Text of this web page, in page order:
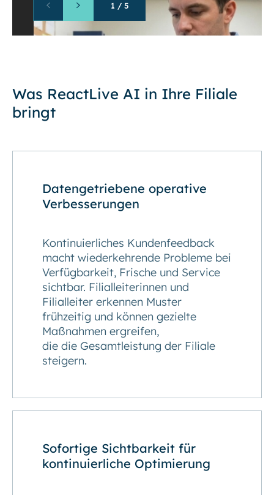
1 / 5
Was ReactLive AI in Ihre Filiale
bringt
Datengetriebene operative
Verbesserungen
Kontinuierliches Kundenfeedback
macht wiederkehrende Probleme bei
Verfügbarkeit, Frische und Service
sichtbar. Filialleiterinnen und
Filialleiter erkennen Muster
frühzeitig und können gezielte
Maßnahmen ergreifen,
die die Gesamtleistung der Filiale
steigern.
Sofortige Sichtbarkeit für
kontinuierliche Optimierung